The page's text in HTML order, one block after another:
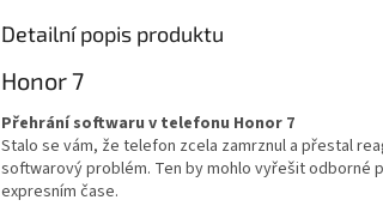
Detailní popis produktu
Honor 7
Přehrání softwaru v telefonu Honor 7
Stalo se vám, že telefon zcela zamrznul a přestal
softwarový problém. Ten by mohlo vyřešit odborné
expresním čase.